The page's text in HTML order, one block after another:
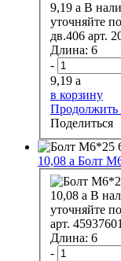
9,19 a В
уточняйте
дв.406
Длина: 6
-
9,19 a
в корзину
Продолжить
Поделиться
10,08 a Болт
10,08 a В
уточняйте
арт.
Длина: 6
-